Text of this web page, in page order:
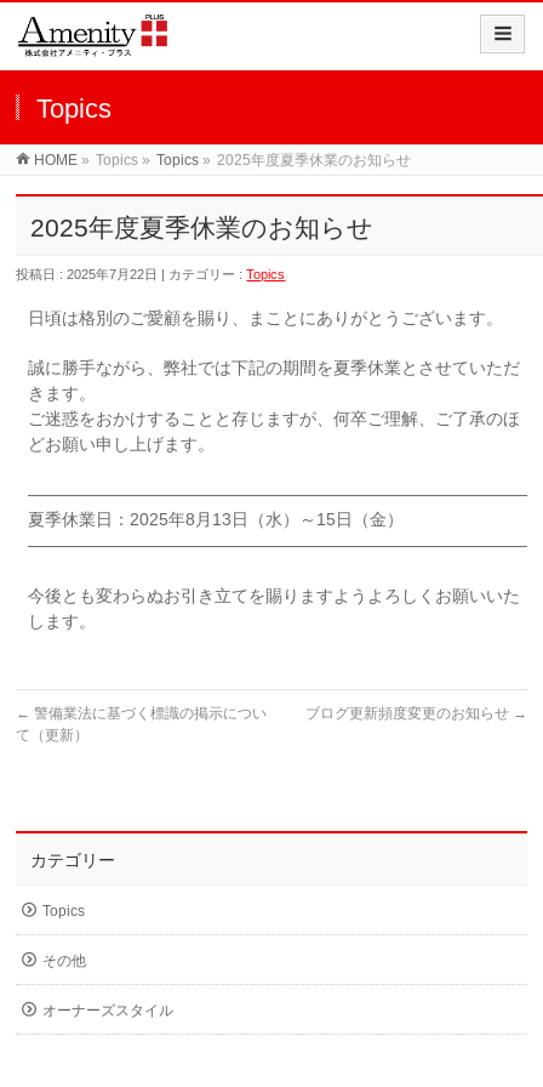
Topics
HOME » Topics » Topics » 2025年度夏季休業のお知らせ
2025年度夏季休業のお知らせ
投稿日 : 2025年7月22日 | カテゴリー :Topics
日頃は格別のご愛顧を賜り、まことにありがとうございます。
誠に勝手ながら、弊社では下記の期間を夏季休業とさせていただ
きます。
ご迷惑をおかけすることと存じますが、何卒ご理解、ご了承のほ
どお願い申し上げます。
夏季休業日：2025年8月13日（水）～15日（金）
今後とも変わらぬお引き立てを賜りますようよろしくお願いいた
します。
← 警備業法に基づく標識の掲示につい
て（更新）
ブログ更新頻度変更のお知らせ →
カテゴリー
Topics
その他
オーナーズスタイル